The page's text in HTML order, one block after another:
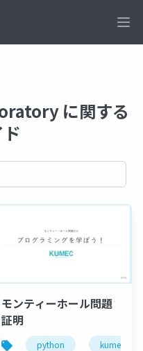
に関する
モンティーホール問題
証明
python kumec